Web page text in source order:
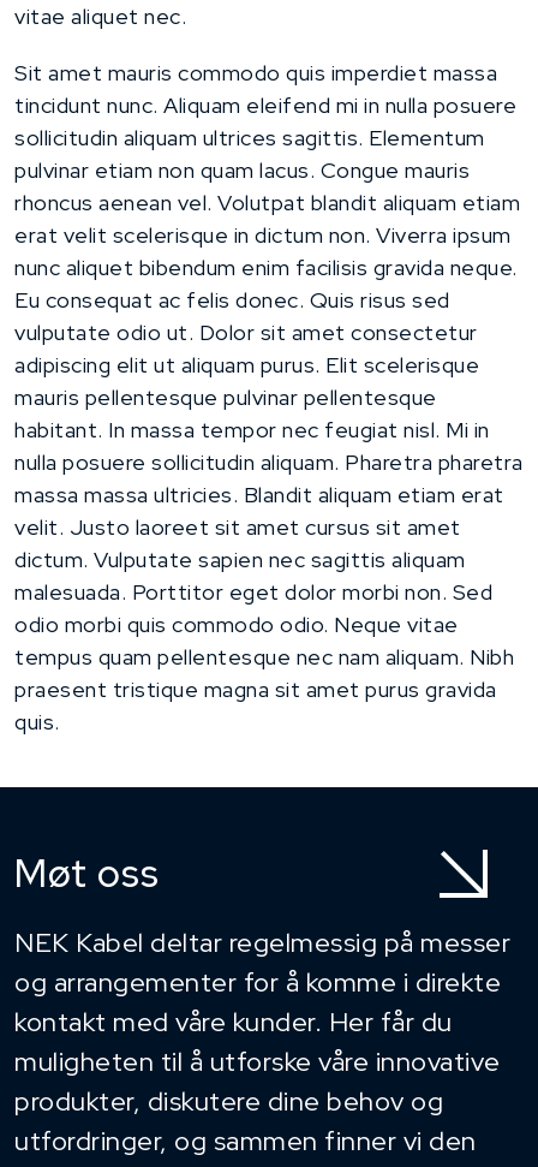
vitae aliquet nec.
Sit amet mauris commodo quis imperdiet massa
tincidunt nunc. Aliquam eleifend mi in nulla posuere
sollicitudin aliquam ultrices sagittis. Elementum
pulvinar etiam non quam lacus. Congue mauris
rhoncus aenean vel. Volutpat blandit aliquam etiam
erat velit scelerisque in dictum non. Viverra ipsum
nunc aliquet bibendum enim facilisis gravida neque.
Eu consequat ac felis donec. Quis risus sed
vulputate odio ut. Dolor sit amet consectetur
adipiscing elit ut aliquam purus. Elit scelerisque
mauris pellentesque pulvinar pellentesque
habitant. In massa tempor nec feugiat nisl. Mi in
nulla posuere sollicitudin aliquam. Pharetra pharetra
massa massa ultricies. Blandit aliquam etiam erat
velit. Justo laoreet sit amet cursus sit amet
dictum. Vulputate sapien nec sagittis aliquam
malesuada. Porttitor eget dolor morbi non. Sed
odio morbi quis commodo odio. Neque vitae
tempus quam pellentesque nec nam aliquam. Nibh
praesent tristique magna sit amet purus gravida
quis.
Møt oss
NEK Kabel deltar regelmessig på messer
og arrangementer for å komme i direkte
kontakt med våre kunder. Her får du
muligheten til å utforske våre innovative
produkter, diskutere dine behov og
utfordringer, og sammen finner vi den